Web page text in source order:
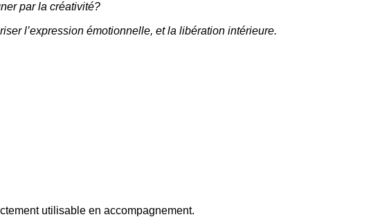
par la créativité?
l’expression émotionnelle, et la libération intérieure.
utilisable en accompagnement.